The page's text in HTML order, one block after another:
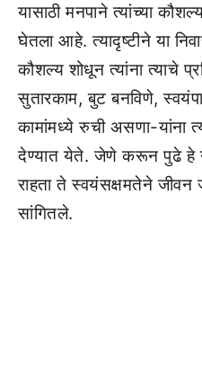
यासाठी मनपाने त्यांच्या
घेतला आहे. त्यादृष्टीने या
कौशल्य शोधून त्यांना त्याचे
सुतारकाम, बुट बनविणे,
कामांमध्ये रुची असणा-यांना
देण्यात येते. जेणे करून पुढे हे
राहता ते स्वयंसक्षमतेने
सांगितले.